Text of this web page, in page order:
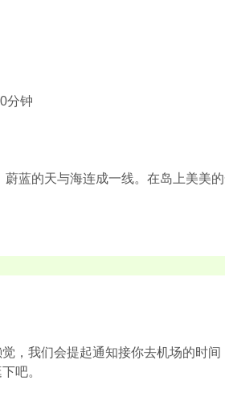
分钟
蓝的天与海连成一线。在岛上美美
，我们会提起通知接你去机场的时间
吧。